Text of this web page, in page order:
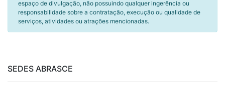
espaço de divulgação, não possuindo qualquer ingerência ou
responsabilidade sobre a contratação, execução ou qualidade de
serviços, atividades ou atrações mencionadas.
SEDES ABRASCE